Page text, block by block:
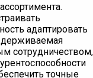
адаптировать
сотрудничеством,
точные